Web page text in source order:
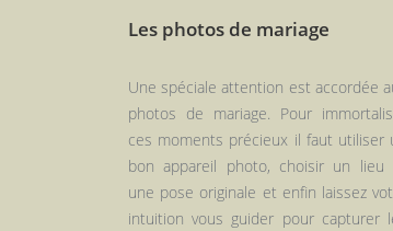
Les photos de mariage
Une spéciale attention est accordée
photos de mariage. Pour
ces moments précieux il faut utiliser
bon appareil photo, choisir un lieu
une pose originale et enfin laissez
intuition vous guider pour capturer